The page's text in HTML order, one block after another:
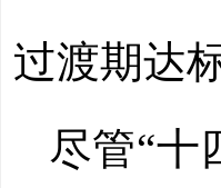
过渡期达
尽管“十